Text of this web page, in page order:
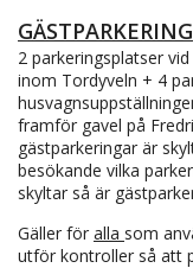
GÄSTPARKERING
2 parkeringsplatser
inom Tordyveln + 4
framför gavel på
gästparkeringar är
besökande vilka
skyltar så är
Gäller för alla som
utför kontroller så att